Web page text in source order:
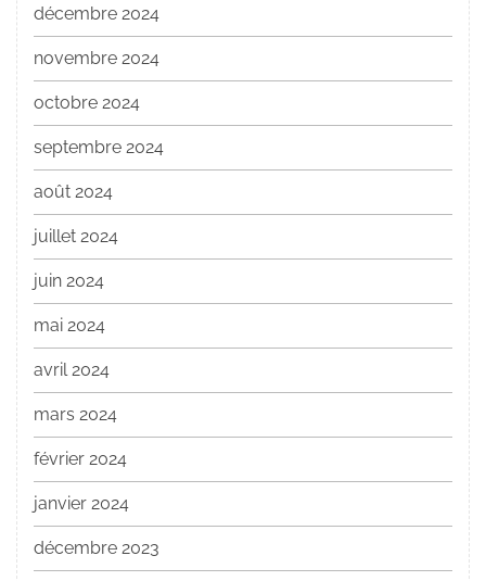
décembre 2024
novembre 2024
octobre 2024
septembre 2024
août 2024
juillet 2024
juin 2024
mai 2024
avril 2024
mars 2024
février 2024
janvier 2024
décembre 2023